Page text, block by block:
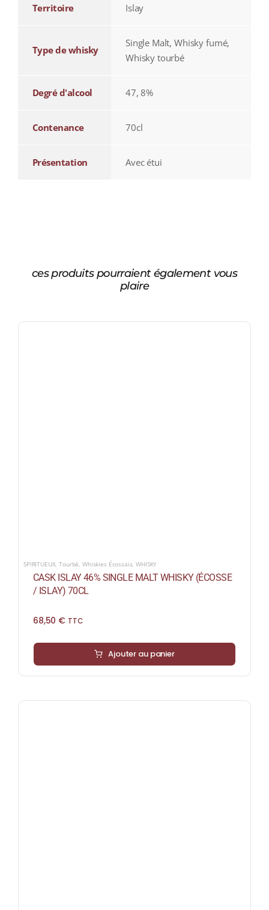
Territoire Islay
Type de whisky
Single Malt, Whisky fumé,
Whisky tourbé
Degré d'alcool 47, 8%
Contenance 70cl
Présentation Avec étui
ces produits pourraient également vous
plaire
SPIRITUEUX,Tourbé, Whiskies Écossais,WHISKY
CASK ISLAY 46% SINGLE MALT WHISKY (ÉCOSSE
/ ISLAY) 70CL
68,50 € TTC
Ajouter au panier